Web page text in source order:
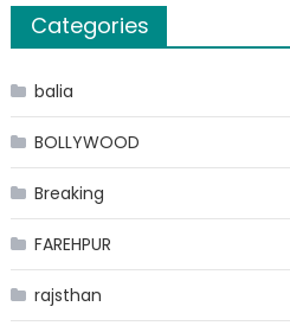
Categories
balia
BOLLYWOOD
Breaking
FAREHPUR
rajsthan